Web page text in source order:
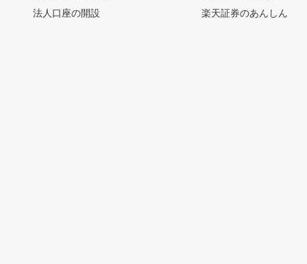
法人口座の開設
楽天証券のあんしん